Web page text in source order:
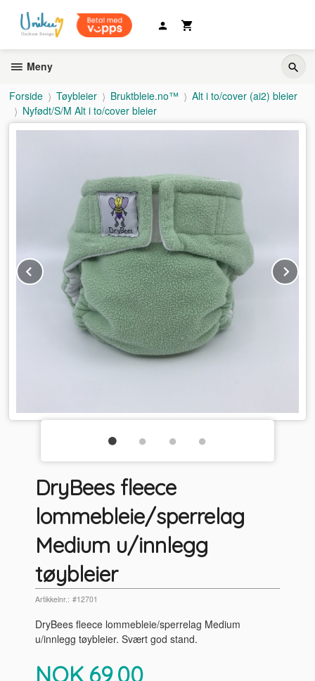
innholdet
Meny
Forside Tøybleier Bruktbleie.no™
Alt i to/cover (ai2) bleier
Nyfødt/S/M Alt i to/cover bleier
Prev
DryBees fleece
lommebleie/sperrelag
Medium u/innlegg
tøybleier
Artikkelnr.: #12701
DryBees fleece lommebleie/sperrelag Medium
u/innlegg tøybleier. Svært god stand.
Pris
NOK 69,00